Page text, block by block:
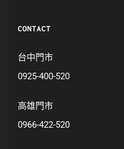
CONTACT
台中門市
0925-400-520
高雄門市
0966-422-520